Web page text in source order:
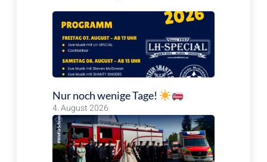
Nur noch wenige Tage!
4. August 2026